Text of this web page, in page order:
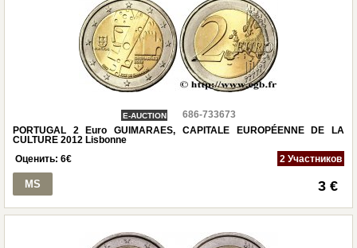
E-AUCTION
686-733673
PORTUGAL 2 Euro GUIMARAES, CAPITALE EUROPÉENNE DE LA
CULTURE 2012 Lisbonne
Оценить: 6€ 2 Участников
MS 3 €